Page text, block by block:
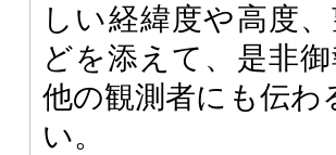
しい経緯度や高度
どを添えて、是非
他の観測者にも伝わ
い。